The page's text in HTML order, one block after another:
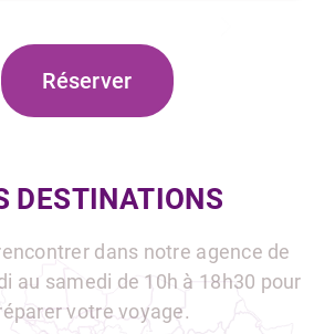
Réserver
DESTINATIONS
dans notre agence de
au samedi de 10h à 18h30 pour
votre voyage.